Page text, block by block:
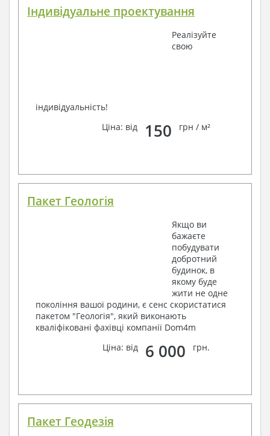
Індивідуальне проектування
Реалізуйте
свою
індивідуальність!
Ціна: від
150 грн / м²
Пакет Геологія
Якщо ви
бажаєте
побудувати
добротний
будинок, в
якому буде
жити не одне
покоління вашої родини, є сенс скористатися
пакетом "Геологія", який виконають
кваліфіковані фахівці компанії Dom4m
Ціна: від
6 000 грн.
Пакет Геодезія